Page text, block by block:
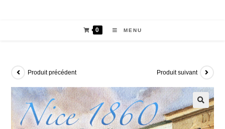
0 MENU
Produit précédent Produit suivant